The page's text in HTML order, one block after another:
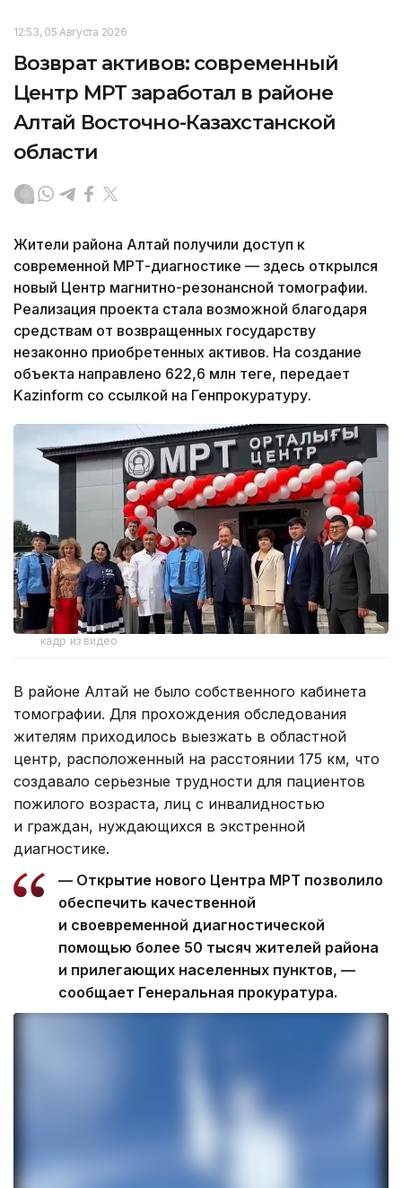
12:53, 05 Августа 2026
Возврат активов: современный
Центр МРТ заработал в районе
Алтай Восточно-Казахстанской
области
Жители района Алтай получили доступ к
современной МРТ-диагностике — здесь открылся
новый Центр магнитно-резонансной томографии.
Реализация проекта стала возможной благодаря
средствам от возвращенных государству
незаконно приобретенных активов. На создание
объекта направлено 622,6 млн теңге, передает
Kazinform со ссылкой на Генпрокуратуру.
кадр из видео
В районе Алтай не было собственного кабинета
томографии. Для прохождения обследования
жителям приходилось выезжать в областной
центр, расположенный на расстоянии 175 км, что
создавало серьезные трудности для пациентов
пожилого возраста, лиц с инвалидностью
и граждан, нуждающихся в экстренной
диагностике.
— Открытие нового Центра МРТ позволило
обеспечить качественной
и своевременной диагностической
помощью более 50 тысяч жителей района
и прилегающих населенных пунктов, —
сообщает Генеральная прокуратура.